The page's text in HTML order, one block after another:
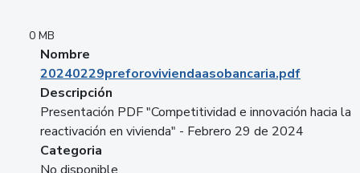
0 MB
Nombre
20240229preforoviviendaasobancaria.pdf
Descripción
Presentación PDF "Competitividad e innovación hacia la
reactivación en vivienda" - Febrero 29 de 2024
Categoria